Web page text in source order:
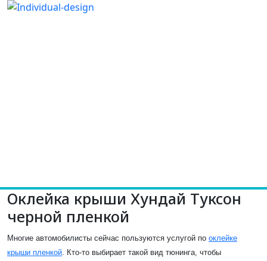
Оклейка крыши Хундай Туксон
черной пленкой
Многие автомобилисты сейчас пользуются услугой по оклейке
крыши пленкой . Кто-то выбирает такой вид тюнинга, чтобы